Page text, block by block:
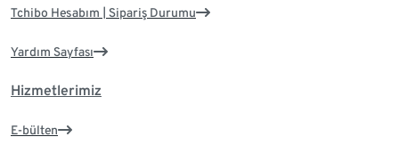
Tchibo Hesabım | Sipariş Durumu
Yardım Sayfası
Hizmetlerimiz
E-bülten